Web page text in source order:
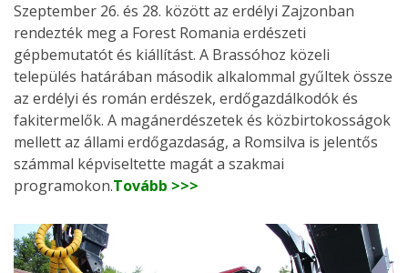
Szeptember 26. és 28. között az erdélyi Zajzonban
rendezték meg a Forest Romania erdészeti
gépbemutatót és kiállítást. A Brassóhoz közeli
település határában második alkalommal gyűltek össze
az erdélyi és román erdészek, erdőgazdálkodók és
fakitermelők. A magánerdészetek és közbirtokosságok
mellett az állami erdőgazdaság, a Romsilva is jelentős
számmal képviseltette magát a szakmai
programokon.Tovább >>>